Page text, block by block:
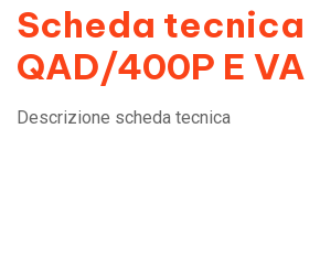
Scheda tecnica
QAD/400P E VA
Descrizione scheda tecnica